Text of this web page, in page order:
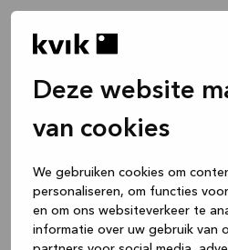
Deze website
van cookies
We gebruiken cookies om
personaliseren, om functies
en om ons websiteverkeer te
informatie over uw gebruik van